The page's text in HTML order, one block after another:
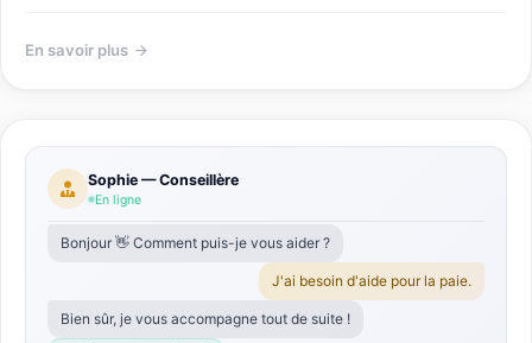
En savoir plus
Sophie — Conseillère
En ligne
Bonjour 👋 Comment puis-je vous aider ?
J'ai besoin d'aide pour la paie.
Bien sûr, je vous accompagne tout de suite !